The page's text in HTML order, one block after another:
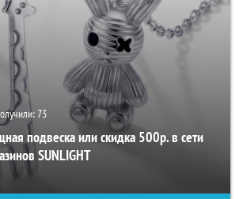
73
подвеска или скидка 500р. в сети
SUNLIGHT